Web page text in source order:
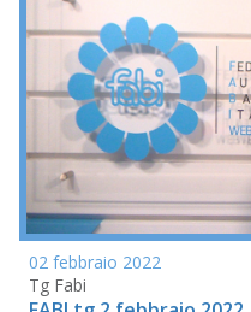
02 febbraio 2022
Tg Fabi